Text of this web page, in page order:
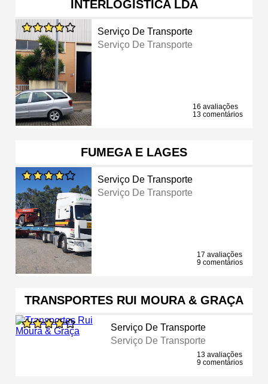
INTERLOGISTICA LDA
Serviço De Transporte
Serviço De Transporte
16 avaliações
13 comentários
FUMEGA E LAGES
Serviço De Transporte
Serviço De Transporte
17 avaliações
9 comentários
TRANSPORTES RUI MOURA & GRAÇA
Serviço De Transporte
Serviço De Transporte
13 avaliações
9 comentários